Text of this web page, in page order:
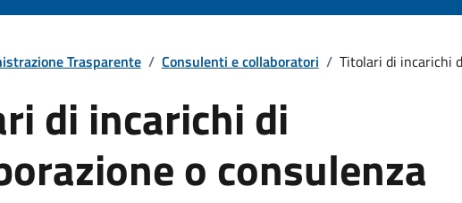
Trasparente / Consulenti e collaboratori / Titolari di incarichi
di incarichi di
o consulenza